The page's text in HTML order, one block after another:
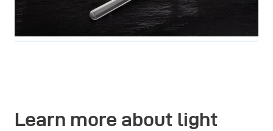
Learn more about light